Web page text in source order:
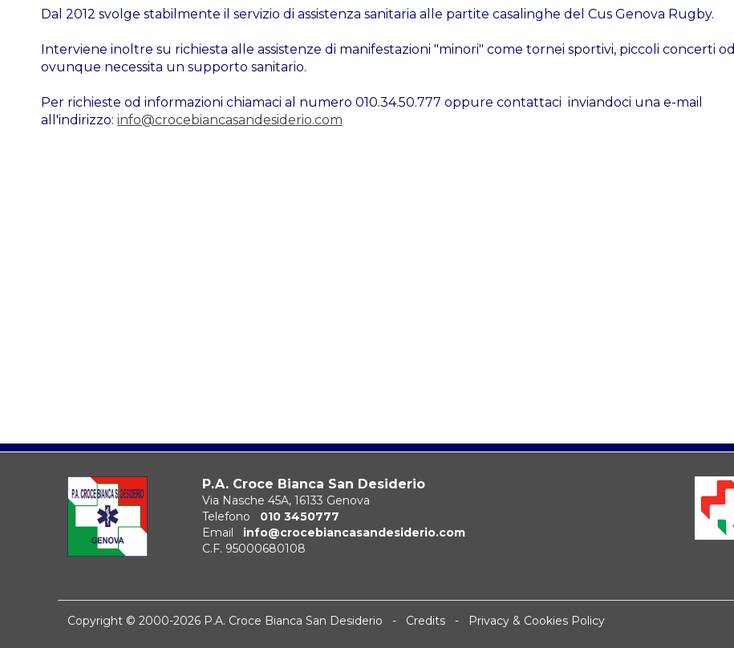
Dal 2012 svolge stabilmente il servizio di assistenza sanitaria alle partite casalinghe del Cus Genova Rugby.
Interviene inoltre su richiesta alle assistenze di manifestazioni "minori" come tornei sportivi, piccoli concerti od
ovunque necessita un supporto sanitario.
Per richieste od informazioni chiamaci al numero 010.34.50.777 oppure contattaci inviandoci una e-mail
all'indirizzo:info@crocebiancasandesiderio.com
P.A. Croce Bianca San Desiderio
Via Nasche 45A, 16133 Genova
Telefono 010 3450777
Email info@crocebiancasandesiderio.com
C.F. 95000680108
Copyright © 2000-2026 P.A. Croce Bianca San Desiderio - Credits - Privacy & Cookies Policy